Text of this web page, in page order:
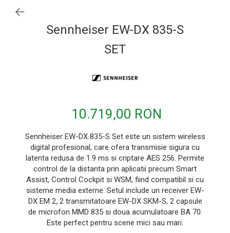
Capsule de microfon
Case-uri de microfoane
Microfoane de masurare si calibrare
Microfoane lavaliera si headset
Microfoane podcast, USB, iOS /
Microfoane pt Camere Video
Microfoane pt instalatii si conferinta
Microfoane Ribbon
Microfoane stereo
Sennheiser EW-DX 835-S
SET
10.719,00 RON
Sennheiser EW-DX 835-S Set este un sistem wireless
digital profesional, care ofera transmisie sigura cu
latenta redusa de 1.9 ms si criptare AES 256. Permite
control de la distanta prin aplicatii precum Smart
Assist, Control Cockpit si WSM, fiind compatibil si cu
sisteme media externe. Setul include un receiver EW-
DX EM 2, 2 transmitatoare EW-DX SKM-S, 2 capsule
de microfon MMD 835 si doua acumulatoare BA 70.
Este perfect pentru scene mici sau mari.